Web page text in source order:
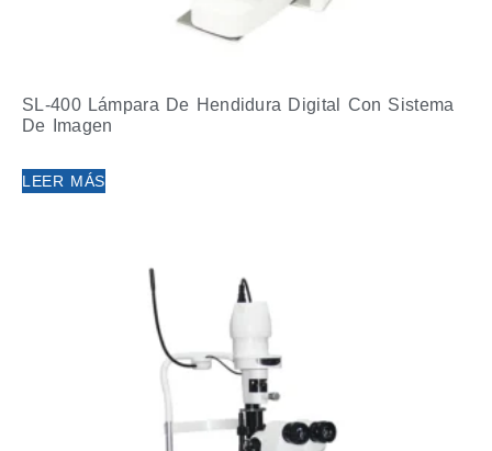
SL-400 Lámpara De Hendidura Digital Con Sistema
De Imagen
LEER MÁS